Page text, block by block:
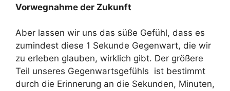
Vorwegnahme der Zukunft
Aber lassen wir uns das süße Gefühl, dass es
zumindest diese 1 Sekunde Gegenwart, die wir
zu erleben glauben, wirklich gibt. Der größere
Teil unseres Gegenwartsgefühls ist bestimmt
durch die Erinnerung an die Sekunden, Minuten,